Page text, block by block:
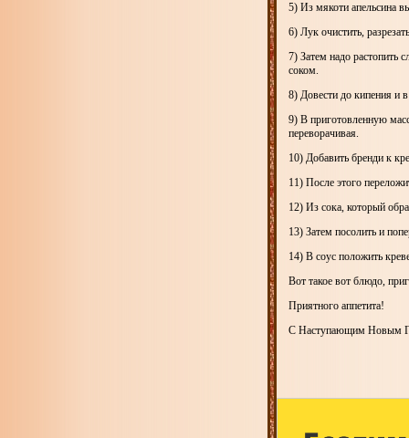
5) Из мякоти апельсина
6) Лук очистить,
7) Затем надо растопить
соком.
8) Довести до кипения и
9) В приготовленную
переворачивая.
10) Добавить бренди к
11) После этого
12) Из сока, который
13) Затем посолить и
14) В соус положить
Вот такое вот блюдо,
Приятного аппетита!
С Наступающим Новым